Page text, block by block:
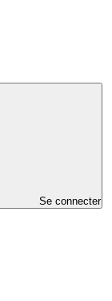
Se connecter